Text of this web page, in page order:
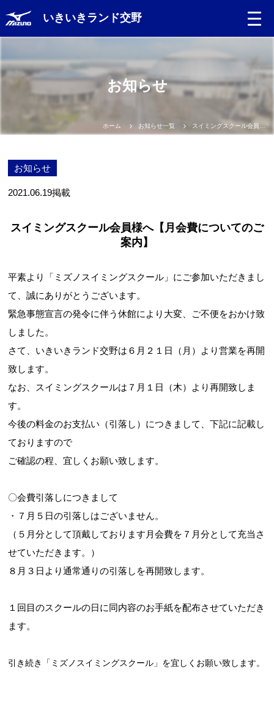
いきいきランド交野
お問合せフォーム
交野市施設予約システム
お知らせ
ホーム お知らせ一覧
お知らせ
2021.06.19掲載
スイミングスクール会員様へ【月会費についてのご
案内】
平素より「ミズノスイミングスクール」にご参加いただきまし
て、誠にありがとうございます。
緊急事態宣言の発令に伴う休館により大変、ご不便をおかけ致
しました。
さて、いきいきランド交野は６月２１日（月）より営業を再開
致します。
なお、スイミングスクールは７月１日（木）より再開致しま
す。
今後の料金のお支払い（引落し）につきまして、下記に記載し
ておりますので
ご確認の程、宜しくお願い致します。
〇会費引落しにつきまして
・７月５日の引落しはございません。
（５月分として頂戴しております月会費を７月分として充当さ
せていただきます。）
８月３日より通常通りの引落しを再開致します。
１回目のスクールの日に同内容のお手紙を配布させていただき
ます。
引き続き「ミズノスイミングスクール」を宜しくお願い致します。